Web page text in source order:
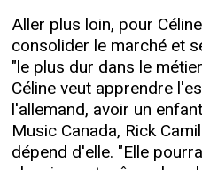
Aller plus loin, pour
consolider le marché et
"le plus dur dans le
Céline veut apprendre
l'allemand, avoir un
Music Canada, Rick
dépend d'elle. "Elle